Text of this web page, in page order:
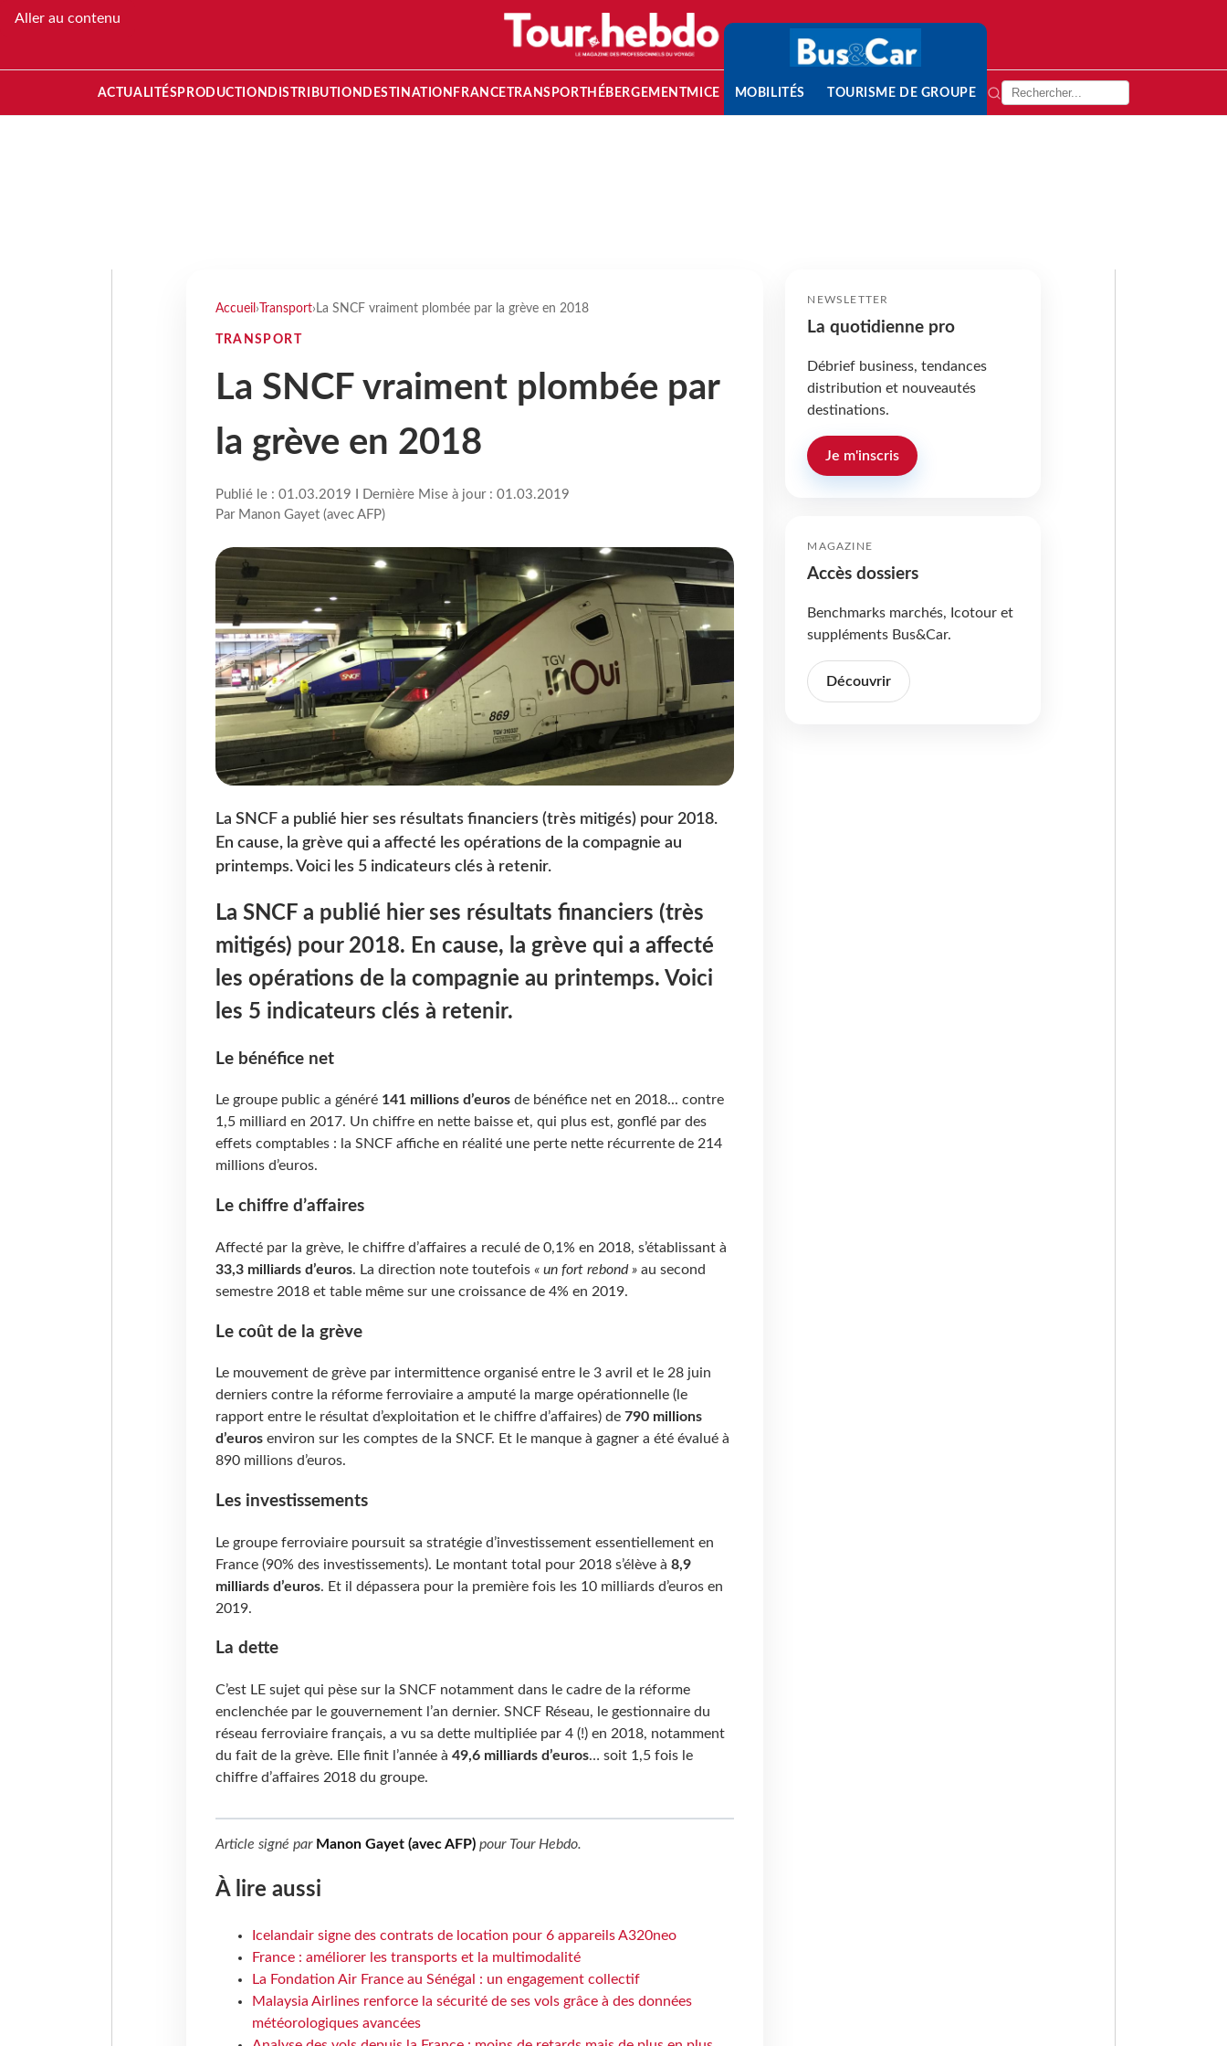
Aller au contenu
ACTUALITÉS PRODUCTION DISTRIBUTION DESTINATION FRANCETRANSPORT HÉBERGEMENTMICE MOBILITÉS TOURISME DE GROUPE
Accueil › Transport› La SNCF vraiment plombée par la grève en 2018
TRANSPORT
La SNCF vraiment plombée par
la grève en 2018
Publié le : 01.03.2019 I Dernière Mise à jour : 01.03.2019
Par Manon Gayet (avec AFP)
La SNCF a publié hier ses résultats financiers (très mitigés) pour 2018.
En cause, la grève qui a affecté les opérations de la compagnie au
printemps. Voici les 5 indicateurs clés à retenir.
La SNCF a publié hier ses résultats financiers (très
mitigés) pour 2018. En cause, la grève qui a affecté
les opérations de la compagnie au printemps. Voici
les 5 indicateurs clés à retenir.
Le bénéfice net
Le groupe public a généré 141 millions d’eurosde bénéfice net en 2018... contre
1,5 milliard en 2017. Un chiffre en nette baisse et, qui plus est, gonflé par des
effets comptables : la SNCF affiche en réalité une perte nette récurrente de 214
millions d’euros.
Le chiffre d’affaires
Affecté par la grève, le chiffre d’affaires a reculé de 0,1% en 2018, s’établissant à
33,3 milliards d’euros. La direction note toutefois « un fort rebond »au second
semestre 2018 et table même sur une croissance de 4% en 2019.
Le coût de la grève
Le mouvement de grève par intermittence organisé entre le 3 avril et le 28 juin
derniers contre la réforme ferroviaire a amputé la marge opérationnelle (le
rapport entre le résultat d’exploitation et le chiffre d’affaires) de 790 millions
d’eurosenviron sur les comptes de la SNCF. Et le manque à gagner a été évalué à
890 millions d’euros.
Les investissements
Le groupe ferroviaire poursuit sa stratégie d’investissement essentiellement en
France (90% des investissements). Le montant total pour 2018 s’élève à 8,9
milliards d’euros. Et il dépassera pour la première fois les 10 milliards d’euros en
2019.
La dette
C’est LE sujet qui pèse sur la SNCF notamment dans le cadre de la réforme
enclenchée par le gouvernement l’an dernier. SNCF Réseau, le gestionnaire du
réseau ferroviaire français, a vu sa dette multipliée par 4 (!) en 2018, notamment
du fait de la grève. Elle finit l’année à 49,6 milliards d’euros… soit 1,5 fois le
chiffre d’affaires 2018 du groupe.
Article signé par Manon Gayet (avec AFP)pour Tour Hebdo.
À lire aussi
Icelandair signe des contrats de location pour 6 appareils A320neo
France : améliorer les transports et la multimodalité
La Fondation Air France au Sénégal : un engagement collectif
Malaysia Airlines renforce la sécurité de ses vols grâce à des données
météorologiques avancées
NEWSLETTER
La quotidienne pro
Débrief business, tendances
distribution et nouveautés
destinations.
Je m'inscris
MAGAZINE
Accès dossiers
Benchmarks marchés, Icotour et
suppléments Bus&Car.
Découvrir